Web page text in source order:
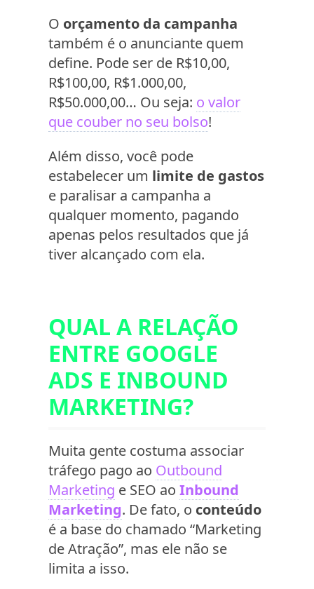
O orçamento da campanha
também é o anunciante quem
define. Pode ser de R$10,00,
R$100,00, R$1.000,00,
R$50.000,00… Ou seja: o valor
que couber no seu bolso!
Além disso, você pode
estabelecer um limite de gastos
e paralisar a campanha a
qualquer momento, pagando
apenas pelos resultados que já
tiver alcançado com ela.
QUAL A RELAÇÃO
ENTRE GOOGLE
ADS E INBOUND
MARKETING?
Muita gente costuma associar
tráfego pago ao Outbound
Marketing e SEO ao Inbound
Marketing. De fato, o conteúdo
é a base do chamado “Marketing
de Atração”, mas ele não se
limita a isso.